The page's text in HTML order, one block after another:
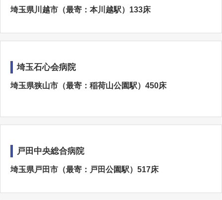
埼玉県川越市（最寄：本川越駅）133床
埼玉石心会病院
埼玉県狭山市（最寄：稲荷山公園駅）450床
戸田中央総合病院
埼玉県戸田市（最寄：戸田公園駅）517床